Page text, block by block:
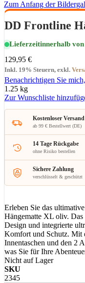
Zum Anfang der
DD Frontline
Lieferzeitinnerhalb
129,95 €
Inkl. 19% Steuern, exkl.
Benachrichtigen Sie
1.25 kg
Zur Wunschliste
Kostenloser Versand
ab 99 € Bestellwert (DE)
14 Tage Rückgabe
ohne Risiko bestellen
Sichere Zahlung
verschlüsselt & geschützt
Erleben Sie das
Hängematte XL oliv.
Design und integrierte
Komfort und Schutz. Mit
Innentaschen und den 2
was Sie für Ihre
Nicht auf Lager
SKU
2345